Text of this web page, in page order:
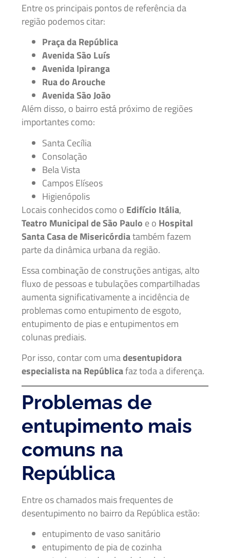
Entre os principais pontos de referência da
região podemos citar:
Praça da República
Avenida São Luís
Avenida Ipiranga
Rua do Arouche
Avenida São João
Além disso, o bairro está próximo de regiões
importantes como:
Santa Cecília
Consolação
Bela Vista
Campos Elíseos
Higienópolis
Locais conhecidos como o Edifício Itália,
Teatro Municipal de São Paulo e o Hospital
Santa Casa de Misericórdiatambém fazem
parte da dinâmica urbana da região.
Essa combinação de construções antigas, alto
fluxo de pessoas e tubulações compartilhadas
aumenta significativamente a incidência de
problemas como entupimento de esgoto,
entupimento de pias e entupimentos em
colunas prediais.
Por isso, contar com umadesentupidora
especialista na Repúblicafaz toda a diferença.
Problemas de
entupimento mais
comuns na
República
Entre os chamados mais frequentes de
desentupimento no bairro da República estão:
entupimento de vaso sanitário
entupimento de pia de cozinha